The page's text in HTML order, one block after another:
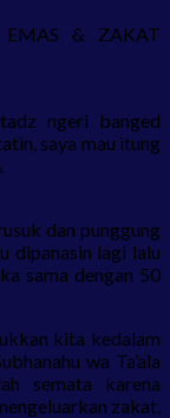
& ZAKAT
ngeri banged
saya mau itung
dan punggung
dipanasin lagi lalu
sama dengan 50
kita kedalam
wa Ta’ala
semata karena
zakat,